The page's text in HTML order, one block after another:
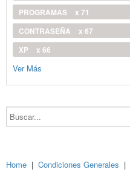
PROGRAMAS
x 71
CONTRASEÑA
x 67
XP
x 66
Ver Más
Buscar...
Home | Condiciones Generales |